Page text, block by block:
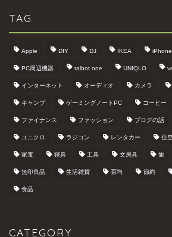
TAG
Apple DIY DJ IKEA iPhone
PC周辺機器 talbot one UNIQLO
インターネット オーディオ カメラ
キャンプ ゲーミングノートPC コーヒー
ファイナンス ファッション ブログの話
ユニクロ ラジコン レンタカー 住
家電 寝具 工具 文房具 旅
無印良品 生活雑貨 百均 節約
食品
CATEGORY